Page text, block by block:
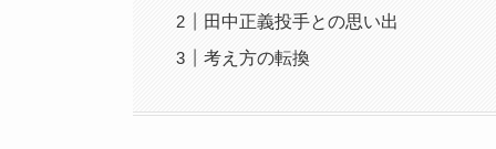
田中正義投手との思い出
考え方の転換